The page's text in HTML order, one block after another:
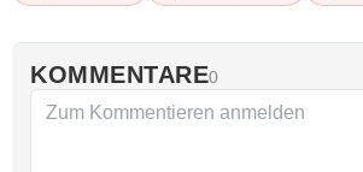
KOMMENTARE0